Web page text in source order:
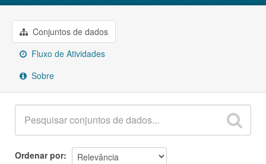
Organizações
Grupos
Sobre
Conjuntos de dados
Fluxo de Atividades
Sobre
Ordenar por